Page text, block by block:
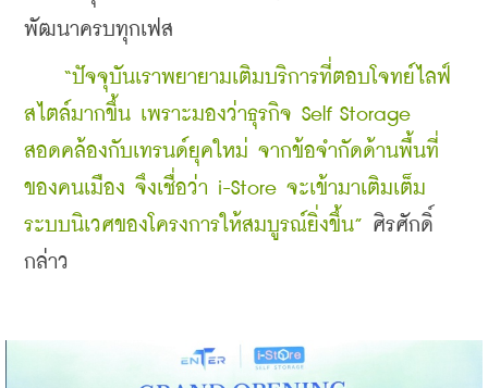
พัฒนาครบทุกเฟส
“ปัจจุบันเราพยายามเติมบริการที่ตอบโจทย์ไลฟ์
สไตล์มากขึ้น เพราะมองว่าธุรกิจ Self Storage
สอดคล้องกับเทรนด์ยุคใหม่ จากข้อจำกัดด้านพื้นที่
ของคนเมือง จึงเชื่อว่า i-Store จะเข้ามาเติมเต็ม
ระบบนิเวศของโครงการให้สมบูรณ์ยิ่งขึ้น” ศิรศักดิ์
กล่าว